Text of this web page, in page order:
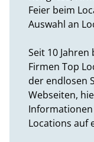
Feier beim
Auswahl an
Seit 10
Firmen Top
der endlosen
Webseiten,
Locations auf